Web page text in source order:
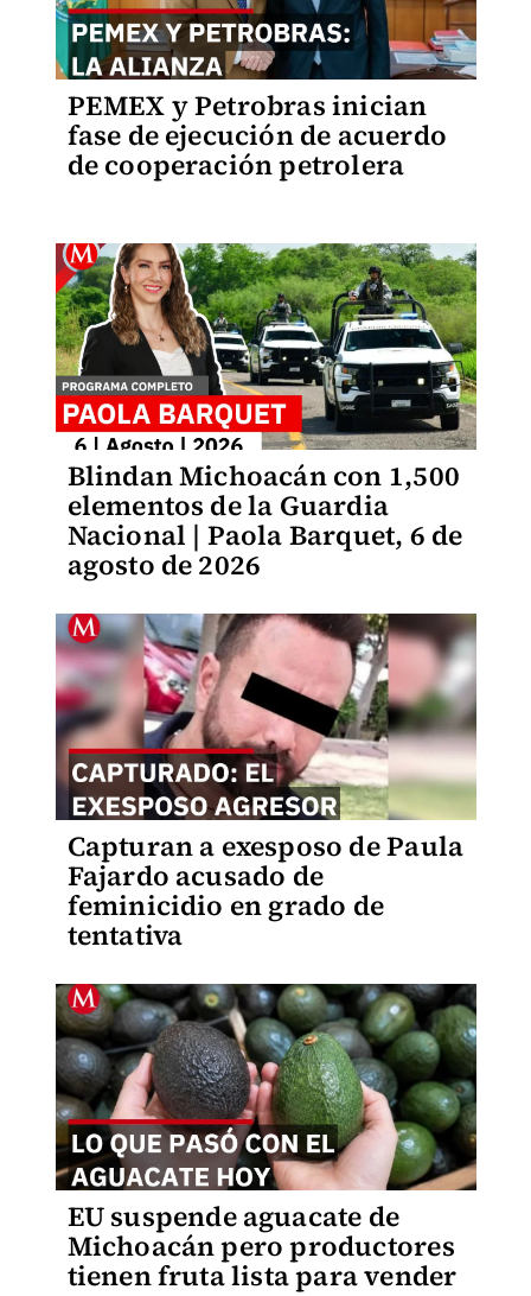
PEMEX y Petrobras inician
fase de ejecución de acuerdo
de cooperación petrolera
Blindan Michoacán con 1,500
elementos de la Guardia
Nacional | Paola Barquet, 6 de
agosto de 2026
Capturan a exesposo de Paula
Fajardo acusado de
feminicidio en grado de
tentativa
EU suspende aguacate de
Michoacán pero productores
tienen fruta lista para vender